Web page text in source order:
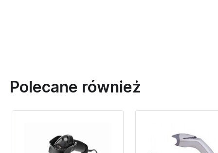
Polecane również